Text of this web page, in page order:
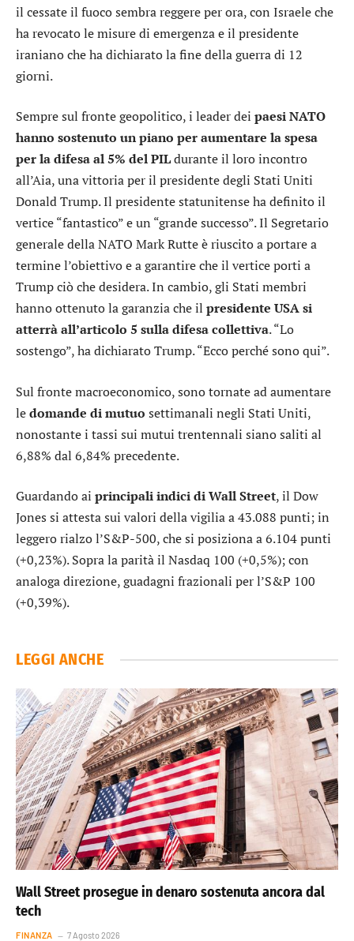
il cessate il fuoco sembra reggere per ora, con Israele che
ha revocato le misure di emergenza e il presidente
iraniano che ha dichiarato la fine della guerra di 12
giorni.
Sempre sul fronte geopolitico, i leader dei paesi NATO
hanno sostenuto un piano per aumentare la spesa
per la difesa al 5% del PILdurante il loro incontro
all’Aia, una vittoria per il presidente degli Stati Uniti
Donald Trump. Il presidente statunitense ha definito il
vertice “fantastico” e un “grande successo”. Il Segretario
generale della NATO Mark Rutte è riuscito a portare a
termine l’obiettivo e a garantire che il vertice porti a
Trump ciò che desidera. In cambio, gli Stati membri
hanno ottenuto la garanzia che il presidente USA si
atterrà all’articolo 5 sulla difesa collettiva. “Lo
sostengo”, ha dichiarato Trump. “Ecco perché sono qui”.
Sul fronte macroeconomico, sono tornate ad aumentare
ledomande di mutuo settimanali negli Stati Uniti,
nonostante i tassi sui mutui trentennali siano saliti al
6,88% dal 6,84% precedente.
Guardando ai principali indici di Wall Street, il Dow
Jones si attesta sui valori della vigilia a 43.088 punti; in
leggero rialzo l’S&P-500, che si posiziona a 6.104 punti
(+0,23%). Sopra la parità il Nasdaq 100 (+0,5%); con
analoga direzione, guadagni frazionali per l’S&P 100
(+0,39%).
LEGGI ANCHE
Wall Street prosegue in denaro sostenuta ancora dal
tech
FINANZA 7 Agosto 2026